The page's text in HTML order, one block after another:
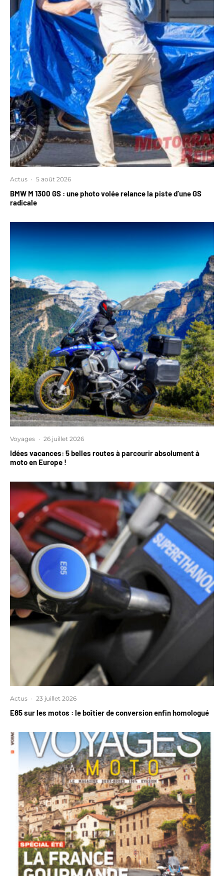
Actus · 5 août 2026
BMW M 1300 GS : une photo volée relance la piste d’une GS
radicale
Voyages · 26 juillet 2026
Idées vacances: 5 belles routes à parcourir absolument à
moto en Europe !
Actus · 23 juillet 2026
E85 sur les motos : le boîtier de conversion enfin homologué